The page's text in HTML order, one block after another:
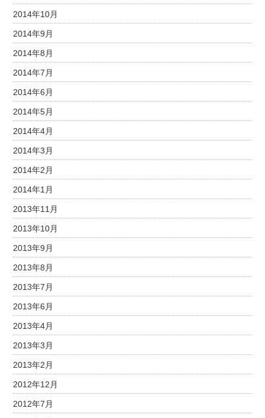
2014年10月
2014年9月
2014年8月
2014年7月
2014年6月
2014年5月
2014年4月
2014年3月
2014年2月
2014年1月
2013年11月
2013年10月
2013年9月
2013年8月
2013年7月
2013年6月
2013年4月
2013年3月
2013年2月
2012年12月
2012年7月